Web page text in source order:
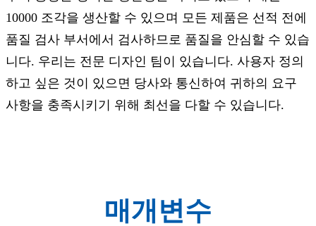
10000 조각을 생산할 수 있으며 모든 제품은 선적 전에
품질 검사 부서에서 검사하므로 품질을 안심할 수 있습
니다. 우리는 전문 디자인 팀이 있습니다. 사용자 정의
하고 싶은 것이 있으면 당사와 통신하여 귀하의 요구
사항을 충족시키기 위해 최선을 다할 수 있습니다.
매개변수